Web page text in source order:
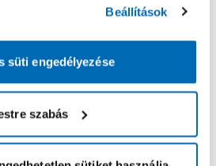
Beállítások
süti engedélyezése
szabás